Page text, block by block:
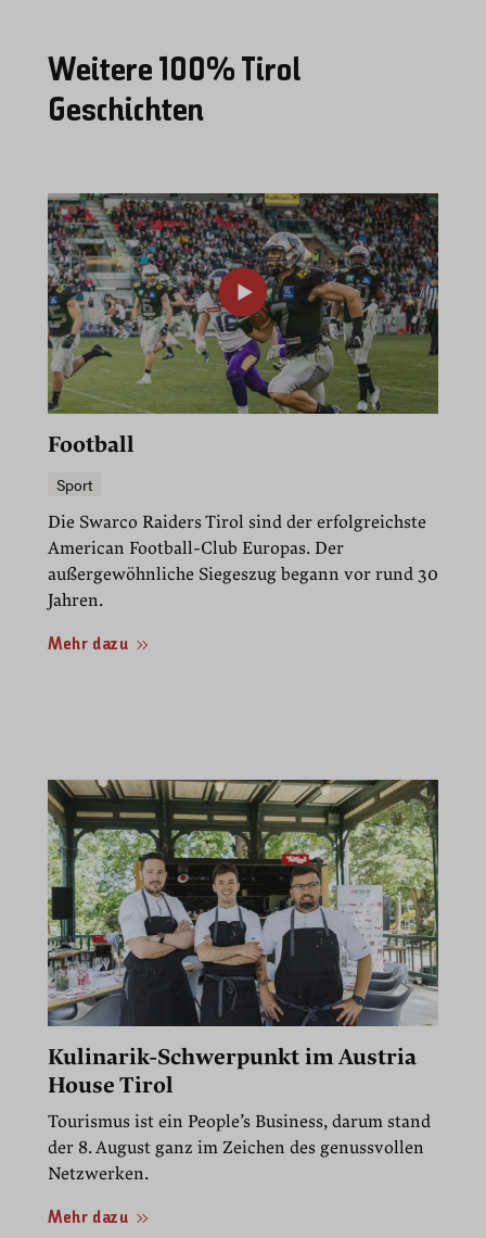
Weitere 100% Tirol
Geschichten
Play
00:25
Mute PIPEnter
Football
Sport
Die Swarco Raiders Tirol sind der erfolgreichste
American Football-Club Europas. Der
außergewöhnliche Siegeszug begann vor rund 30
Jahren.
Mehr dazu
Kulinarik-Schwerpunkt im Austria
House Tirol
Tourismus ist ein People’s Business, darum stand
der 8. August ganz im Zeichen des genussvollen
Netzwerken.
Mehr dazu